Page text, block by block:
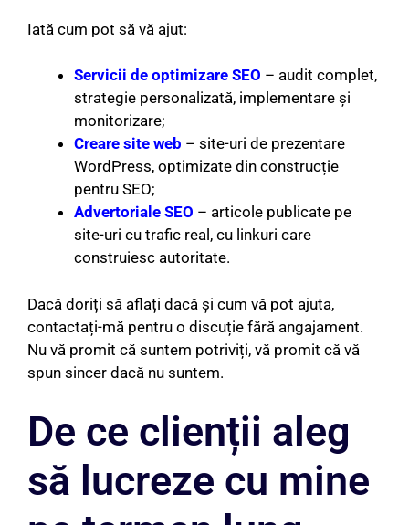
Iată cum pot să vă ajut:
Servicii de optimizare SEO – audit complet,
strategie personalizată, implementare și
monitorizare;
Creare site web – site-uri de prezentare
WordPress, optimizate din construcție
pentru SEO;
Advertoriale SEO – articole publicate pe
site-uri cu trafic real, cu linkuri care
construiesc autoritate.
Dacă doriți să aflați dacă și cum vă pot ajuta,
contactați-mă pentru o discuție fără angajament.
Nu vă promit că suntem potriviți, vă promit că vă
spun sincer dacă nu suntem.
De ce clienții aleg
să lucreze cu mine